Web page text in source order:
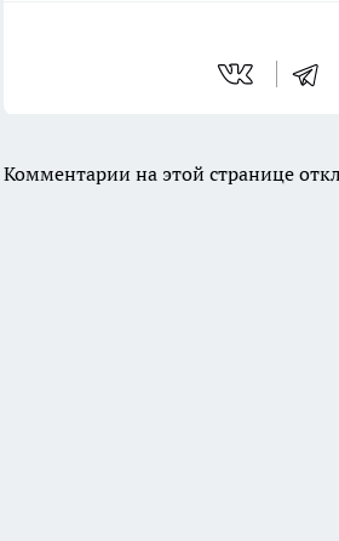
Комментарии на этой странице